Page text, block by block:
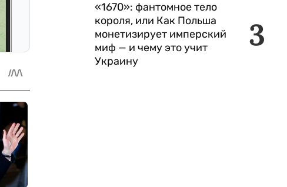
3
«1670»: фантомное тело
короля, или Как Польша
монетизирует имперский
миф — и чему это учит
Украину